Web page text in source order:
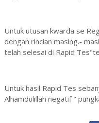
Untuk utusan kwarda se
dengan rincian masing.-
telah selesai di Rapid
Untuk hasil Rapid Tes
Alhamdulillah negatif "